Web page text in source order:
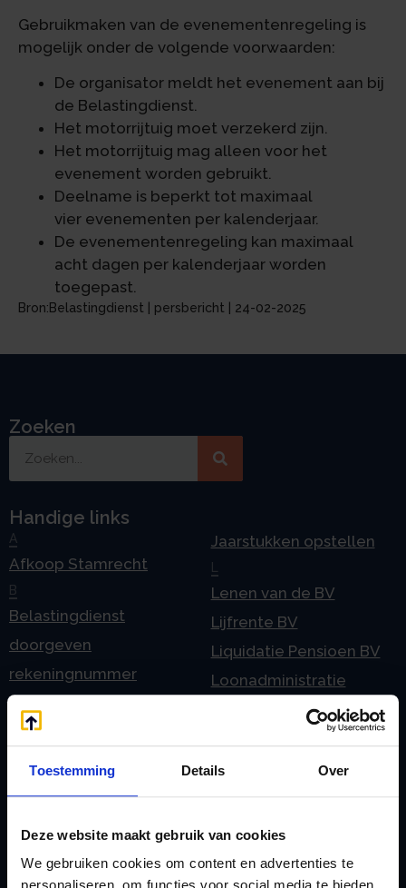
Toestemming Details Over
Deze website maakt gebruik van cookies
We gebruiken cookies om content en advertenties te
Gebruikmaken van de evenementenregeling is
mogelijk onder de volgende voorwaarden:
De organisator meldt het evenement aan bij
de Belastingdienst.
Het motorrijtuig moet verzekerd zijn.
Het motorrijtuig mag alleen voor het
evenement worden gebruikt.
Deelname is beperkt tot maximaal
vier evenementen per kalenderjaar.
De evenementenregeling kan maximaal
acht dagen per kalenderjaar worden
toegepast.
Bron:Belastingdienst | persbericht | 24-02-2025
Zoeken
Handige links
A
Afkoop Stamrecht
B
Belastingdienst
doorgeven
rekeningnummer
C
Checklist IB 2023 (PDF)
Checklist IB 2024 (PDF)
Checklist IB 2025 (PDF)
Checklist IB 2025 (Word)
Jaarstukken opstellen
Lenen van de BV
Lijfrente BV
Liquidatie Pensioen BV
Loonadministratie
Mogelijkheden
ODV BV
Ontbinden Stamrecht